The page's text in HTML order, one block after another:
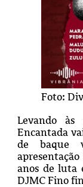
Foto:
Levando às
Encantada
de baque
anos de luta
DJMC Fino